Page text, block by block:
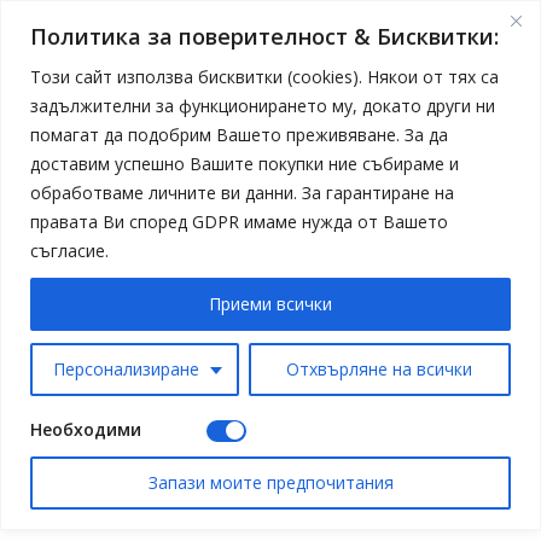
Политика за поверителност & Бисквитки:
Този сайт използва бисквитки (cookies). Някои от тях са
задължителни за функционирането му, докато други ни
помагат да подобрим Вашето преживяване. За да
доставим успешно Вашите покупки ние събираме и
обработваме личните ви данни. За гарантиране на
правата Ви според GDPR имаме нужда от Вашето
съгласие.
Персонализиране Отхвърляне на всички
Приеми всички
Необходими
Запази моите предпочитания